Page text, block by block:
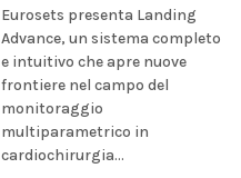
Eurosets presenta Landing
Advance, un sistema completo
e intuitivo che apre nuove
frontiere nel campo del
monitoraggio
multiparametrico in
cardiochirurgia...